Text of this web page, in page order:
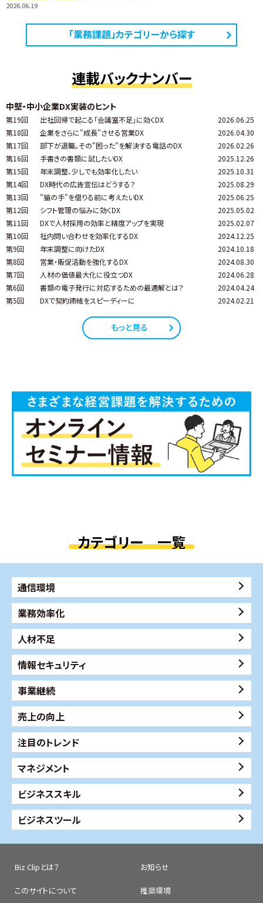
2026.06.19
「業務課題」カテゴリーから探す
連載バックナンバー
中堅・中小企業DX実装のヒント
第19回 出社回帰で起こる「会議室不足」に効くDX
2026.06.25
第18回
企業をさらに"成長"させる営業DX
2026.04.30
第17回
部下が退職。その"困った"を解決する電話のDX
2026.02.26
第16回
手書きの書類に試したいDX
2025.12.26
第15回
年末調整、少しでも効率化したい
2025.10.31
第14回
DX時代の広告宣伝はどうする？
2025.08.29
第13回
"猫の手"を借りる前に考えたいDX
2025.06.25
第12回
シフト管理の悩みに効くDX
2025.05.02
第11回
DXで人材採用の効率と精度アップを実現
2025.02.07
第10回
社内問い合わせを効率化するDX
2024.12.25
第9回
年末調整に向けたDX
2024.10.18
第8回
営業・販促活動を強化するDX
2024.08.30
第7回
人材の価値最大化に役立つDX
2024.06.28
第6回
書類の電子発行に対応するための最適解とは？
2024.04.24
第5回
DXで契約締結をスピーディーに 2024.02.21
もっと見る
カテゴリー 一覧
通信環境
業務効率化
人材不足
情報セキュリティ
事業継続
売上の向上
注目のトレンド
マネジメント
ビジネススキル
ビジネスツール
Biz Clipとは？ お知らせ
このサイトについて 推奨環境